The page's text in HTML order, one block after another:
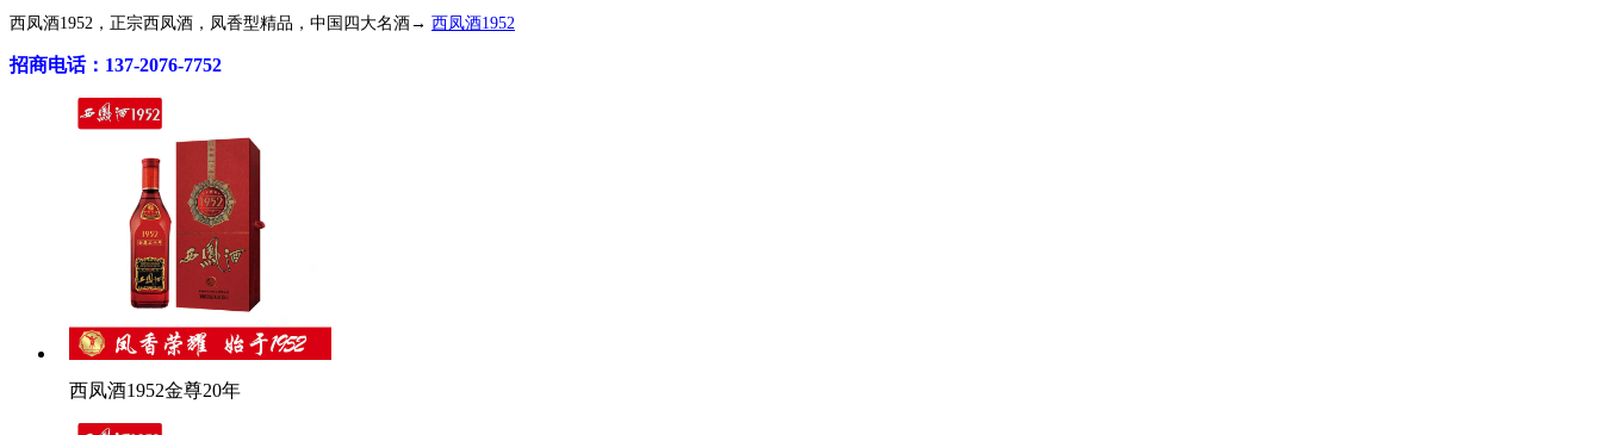
西凤酒1952，正宗西凤酒，凤香型精品，中国四大名酒→ 西凤酒1952
招商电话：137-2076-7752
西凤酒1952金尊20年